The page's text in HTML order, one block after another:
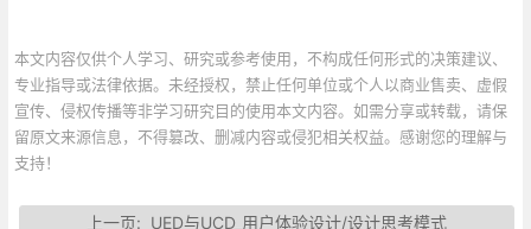
本文内容仅供个人学习、研究或参考使用，不构成任何形式的决策建议、
专业指导或法律依据。未经授权，禁止任何单位或个人以商业售卖、虚假
宣传、侵权传播等非学习研究目的使用本文内容。如需分享或转载，请保
留原文来源信息，不得篡改、删减内容或侵犯相关权益。感谢您的理解与
支持！
上一页: UED与UCD_用户体验设计/设计思考模式